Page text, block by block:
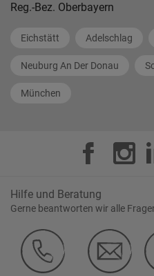
Reg.-Bez. Oberbayern
Eichstätt Adelschlag
Neuburg An Der Donau
München
Hilfe und Beratung
Gerne beantworten wir alle